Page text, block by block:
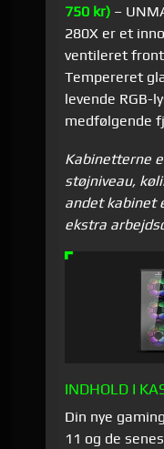
750 kr) –
280X er et
ventileret
Tempereret
levende RGB-
medfølgende
Kabinetterne
støjniveau,
andet kabinet
ekstra
INDHOLD I
Din nye
11 og de